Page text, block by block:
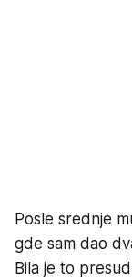
Posle srednje
gde sam dao
Bila je to